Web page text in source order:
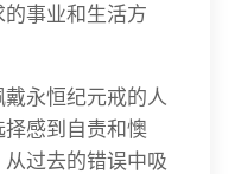
事业和生活方
永恒纪元戒的人
感到自责和懊
过去的错误中吸